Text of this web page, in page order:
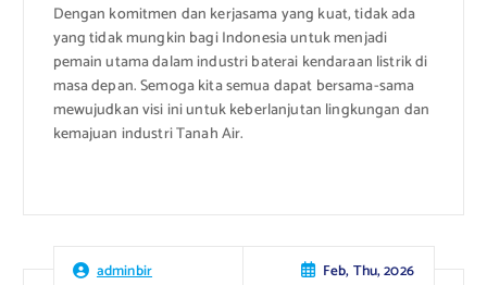
Dengan komitmen dan kerjasama yang kuat, tidak ada
yang tidak mungkin bagi Indonesia untuk menjadi
pemain utama dalam industri baterai kendaraan listrik di
masa depan. Semoga kita semua dapat bersama-sama
mewujudkan visi ini untuk keberlanjutan lingkungan dan
kemajuan industri Tanah Air.
adminbir Feb, Thu, 2026